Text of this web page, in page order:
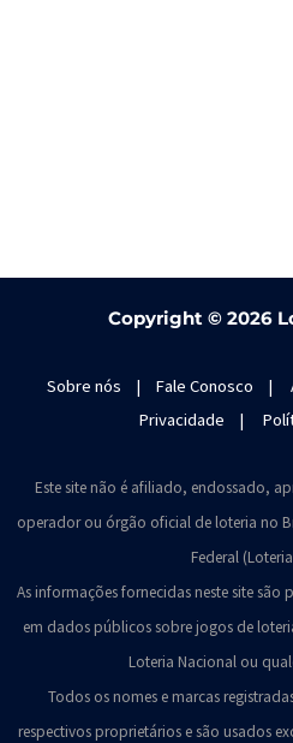
Copyright © 2026
Sobre nós | Fale Conosco |
Privacidade |
Este site não é afiliado, endossado,
operador ou órgão oficial de loteria no
Federal
As informações fornecidas neste site são
em dados públicos sobre jogos de
Loteria Nacional ou
Todos os nomes e marcas
respectivos proprietários e são usados